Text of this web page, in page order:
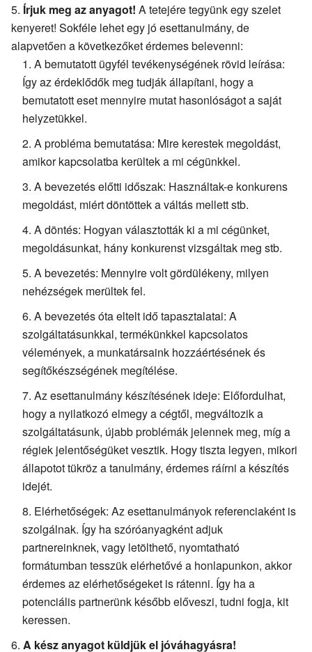
Írjuk meg az anyagot! A tetejére tegyünk egy szelet
kenyeret! Sokféle lehet egy jó esettanulmány, de
alapvetően a következőket érdemes belevenni:
A bemutatott ügyfél tevékenységének rövid leírása:
Így az érdeklődők meg tudják állapítani, hogy a
bemutatott eset mennyire mutat hasonlóságot a saját
helyzetükkel.
A probléma bemutatása: Mire kerestek megoldást,
amikor kapcsolatba kerültek a mi cégünkkel.
A bevezetés előtti időszak: Használtak-e konkurens
megoldást, miért döntöttek a váltás mellett stb.
A döntés: Hogyan választották ki a mi cégünket,
megoldásunkat, hány konkurenst vizsgáltak meg stb.
A bevezetés: Mennyire volt gördülékeny, milyen
nehézségek merültek fel.
A bevezetés óta eltelt idő tapasztalatai: A
szolgáltatásunkkal, termékünkkel kapcsolatos
vélemények, a munkatársaink hozzáértésének és
segítőkészségének megítélése.
Az esettanulmány készítésének ideje: Előfordulhat,
hogy a nyilatkozó elmegy a cégtől, megváltozik a
szolgáltatásunk, újabb problémák jelennek meg, míg a
régiek jelentőségüket vesztik. Hogy tiszta legyen, mikori
állapotot tükröz a tanulmány, érdemes ráírni a készítés
idejét.
Elérhetőségek: Az esettanulmányok referenciaként is
szolgálnak. Így ha szóróanyagként adjuk
partnereinknek, vagy letölthető, nyomtatható
formátumban tesszük elérhetővé a honlapunkon, akkor
érdemes az elérhetőségeket is rátenni. Így ha a
potenciális partnerünk később előveszi, tudni fogja, kit
keressen.
A kész anyagot küldjük el jóváhagyásra!